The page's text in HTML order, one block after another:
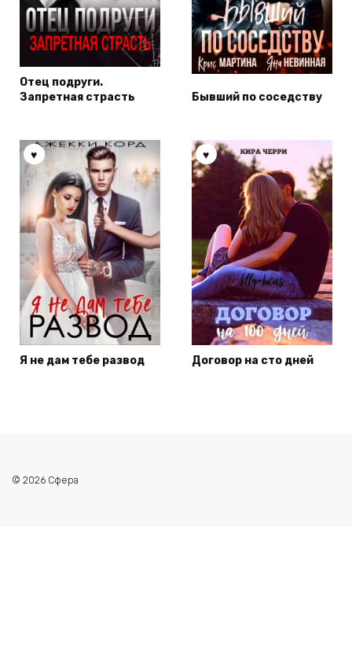
Отец подруги.
Запретная страсть
Бывший по соседству
Я не дам тебе развод Договор на сто дней
© 2026 Сфера